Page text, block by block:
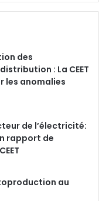
des
: La CEET
les anomalies
de l’électricité:
rapport de
au